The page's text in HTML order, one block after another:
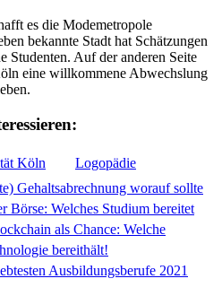
es die Modemetropole
bekannte Stadt hat Schätzungen
Studenten. Auf der anderen Seite
eine willkommene Abwechslung
Köln
Logopädie
Gehaltsabrechnung worauf sollte
Börse: Welches Studium bereitet
als Chance: Welche
bereithält!
Ausbildungsberufe 2021